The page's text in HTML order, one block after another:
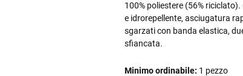
100% poliestere (56%
e idrorepellente, asciugatura
sgarzati con banda elastica,
sfiancata.
Minimo ordinabile: 1 pezzo